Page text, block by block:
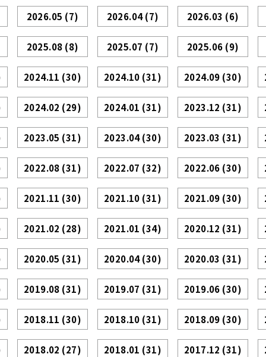
2026.05 (7) 2026.04(7) 2026.03 (6)
2025.08 (8) 2025.07 (7) 2025.06 (9)
2024.11 (30) 2024.10 (31) 2024.09 (30)
2024.02 (29) 2024.01 (31) 2023.12 (31)
2023.05 (31) 2023.04(30) 2023.03 (31)
2022.08 (31) 2022.07 (32) 2022.06 (30)
2021.11 (30) 2021.10 (31) 2021.09 (30)
2021.02 (28) 2021.01 (34) 2020.12 (31)
2020.05 (31) 2020.04(30) 2020.03 (31)
2019.08 (31) 2019.07 (31) 2019.06 (30)
2018.11 (30) 2018.10 (31) 2018.09 (30)
2018.02 (27) 2018.01 (31) 2017.12 (31)